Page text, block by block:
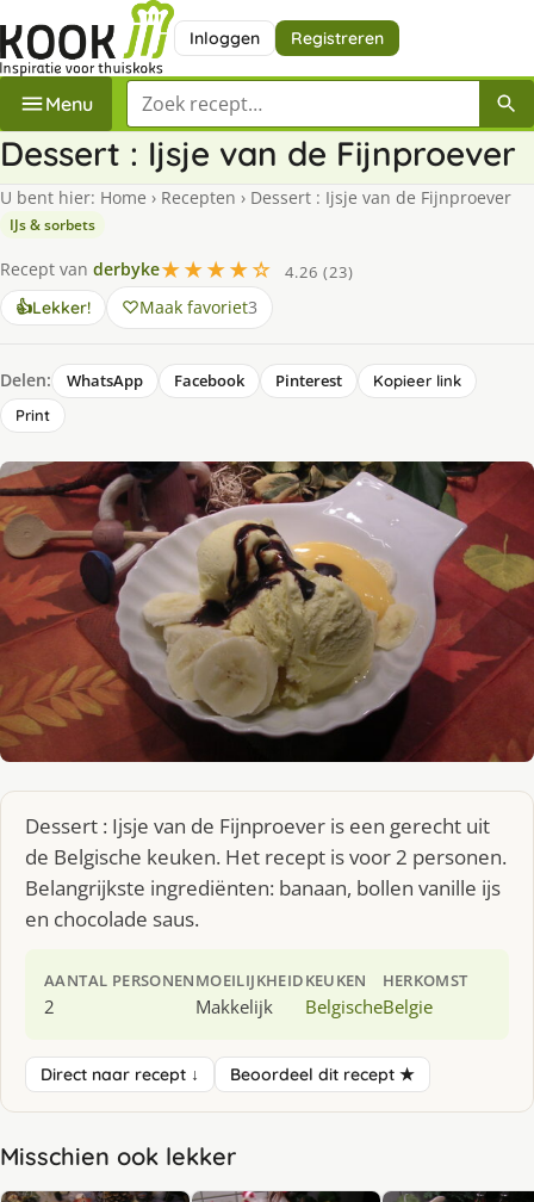
Inloggen Registreren
Menu Zoek een recept
Dessert : Ijsje van de Fijnproever
U bent hier: Home › Recepten › Dessert : Ijsje van de Fijnproever
IJs & sorbets
Recept van derbyke★★★★☆
4.26 (23)
👍Lekker! Maak favoriet3
Delen: WhatsApp Facebook Pinterest
Kopieer link
Print
Dessert : Ijsje van de Fijnproever is een gerecht uit
de Belgische keuken. Het recept is voor 2 personen.
Belangrijkste ingrediënten: banaan, bollen vanille ijs
en chocolade saus.
AANTAL PERSONEN
2
MOEILIJKHEID
Makkelijk
KEUKEN
Belgische
HERKOMST
Belgie
Direct naar recept ↓ Beoordeel dit recept ★
Misschien ook lekker